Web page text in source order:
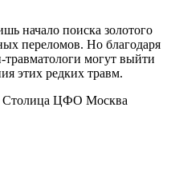
начало поиска золотого
переломов. Но благодаря
травматологи могут выйти
этих редких травм.
Столица ЦФО Москва